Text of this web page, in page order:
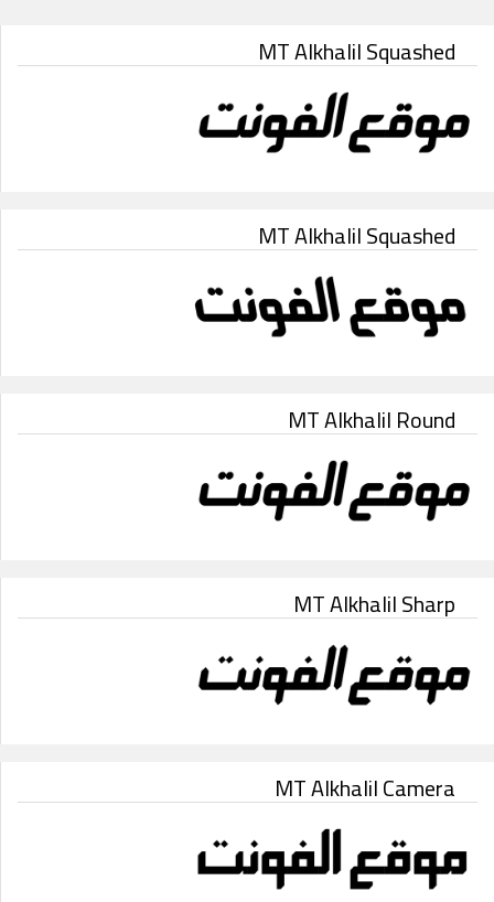
MT Alkhalil Squashed
MT Alkhalil Squashed
MT Alkhalil Round
MT Alkhalil Sharp
MT Alkhalil Camera